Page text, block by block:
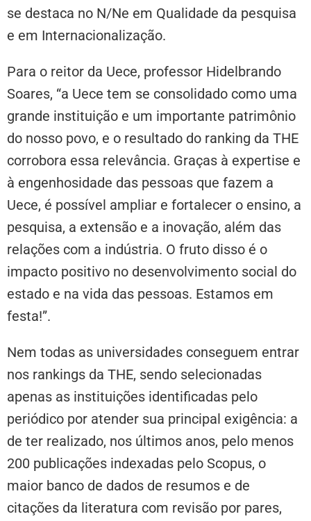
se destaca no N/Ne em Qualidade da pesquisa
e em Internacionalização.
Para o reitor da Uece, professor Hidelbrando
Soares, “a Uece tem se consolidado como uma
grande instituição e um importante patrimônio
do nosso povo, e o resultado do ranking da THE
corrobora essa relevância. Graças à expertise e
à engenhosidade das pessoas que fazem a
Uece, é possível ampliar e fortalecer o ensino, a
pesquisa, a extensão e a inovação, além das
relações com a indústria. O fruto disso é o
impacto positivo no desenvolvimento social do
estado e na vida das pessoas. Estamos em
festa!”.
Nem todas as universidades conseguem entrar
nos rankings da THE, sendo selecionadas
apenas as instituições identificadas pelo
periódico por atender sua principal exigência: a
de ter realizado, nos últimos anos, pelo menos
200 publicações indexadas pelo Scopus, o
maior banco de dados de resumos e de
citações da literatura com revisão por pares,